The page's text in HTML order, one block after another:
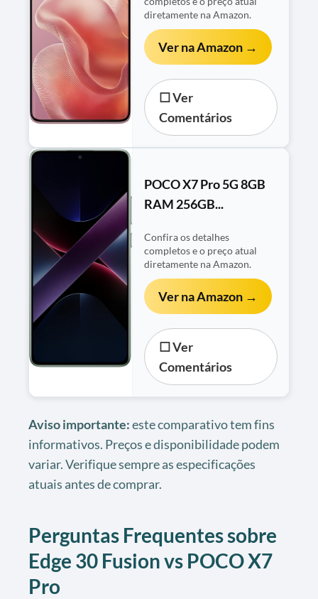
diretamente na Amazon.
Ver na Amazon →
☐ Ver
Comentários
POCO X7 Pro 5G 8GB
RAM 256GB...
Confira os detalhes
completos e o preço atual
diretamente na Amazon.
Ver na Amazon →
☐ Ver
Comentários
Aviso importante:este comparativo tem fins
informativos. Preços e disponibilidade podem
variar. Verifique sempre as especificações
atuais antes de comprar.
Perguntas Frequentes sobre
Edge 30 Fusion vs POCO X7
Pro